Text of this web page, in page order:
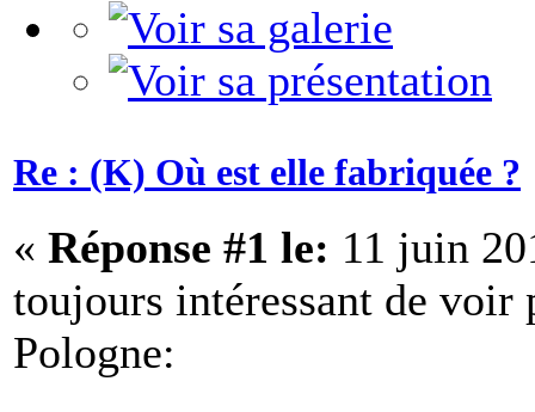
Re : (K) Où est elle fabriquée ?
« Réponse #1 le: 11 juin
toujours intéressant de voir
Pologne: